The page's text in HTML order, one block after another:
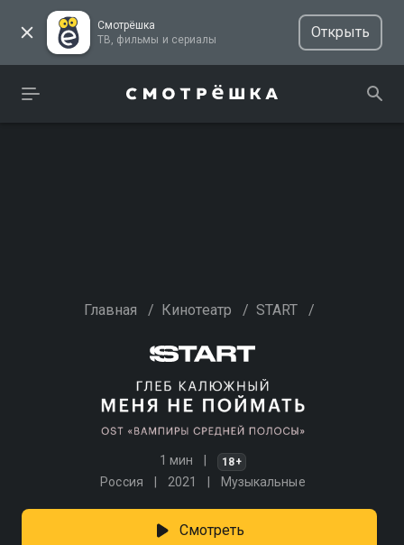
Смотрёшка
ТВ, фильмы и сериалы
Открыть
Главная / Кинотеатр / START /
1 мин 18+
Россия 2021 Музыкальные
Смотреть